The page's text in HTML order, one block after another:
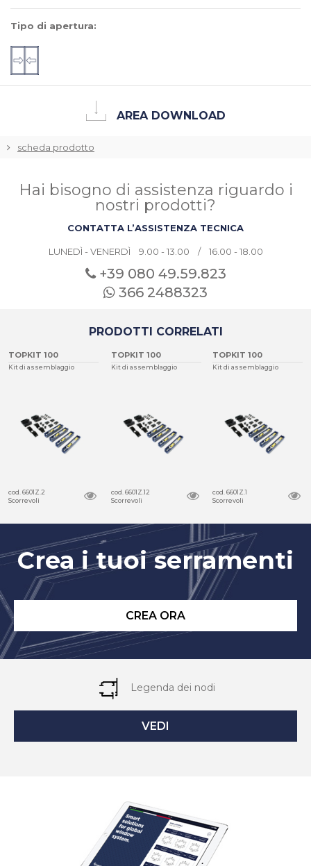
Tipo di apertura:
AREA DOWNLOAD
scheda prodotto
Hai bisogno di assistenza riguardo i
nostri prodotti?
CONTATTA L’ASSISTENZA TECNICA
LUNEDÌ - VENERDÌ 9.00 - 13.00 / 16.00 - 18.00
+39 080 49.59.823
366 2488323
PRODOTTI CORRELATI
TOPKIT 100
Kit di assemblaggio
cod. 6601Z.2
Scorrevoli
TOPKIT 100
Kit di assemblaggio
cod. 6601Z.12
Scorrevoli
TOPKIT 100
Kit di assemblaggio
cod. 6601Z.1
Scorrevoli
Crea i tuoi serramenti
CREA ORA
Legenda dei nodi
VEDI